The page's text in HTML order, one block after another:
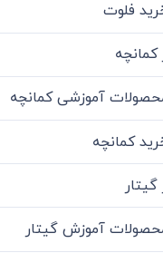
فلوت
کمانچه
آموزشی کمانچه
کمانچه
گیتار
آموزش گیتار